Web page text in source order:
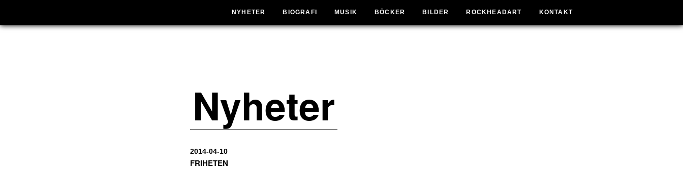
NYHETER BIOGRAFI MUSIK BÖCKER BILDER ROCKHEADART KONTAKT
Nyheter
2014-04-10
FRIHETEN